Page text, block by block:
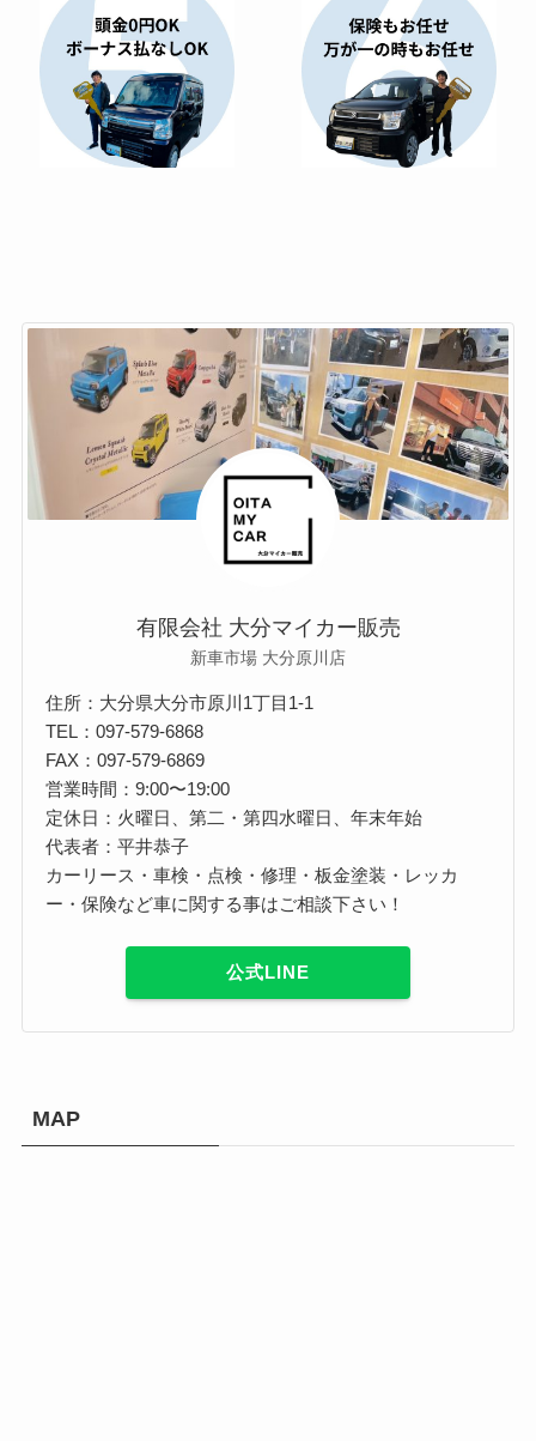
有限会社 大分マイカー販売
新車市場 大分原川店
住所：大分県大分市原川1丁目1-1
TEL：097-579-6868
FAX：097-579-6869
営業時間：9:00〜19:00
定休日：火曜日、第二・第四水曜日、年末年始
代表者：平井恭子
カーリース・車検・点検・修理・板金塗装・レッカ
ー・保険など車に関する事はご相談下さい！
公式LINE
MAP